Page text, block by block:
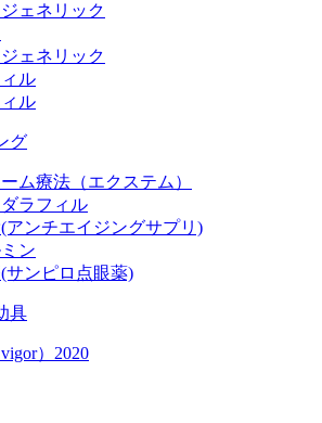
ェネリック
ェネリック
ル
ル
グ
ム療法（エクステム）
ラフィル
(アンチエイジングサプリ)
ン
サンピロ点眼薬)
具
）2020